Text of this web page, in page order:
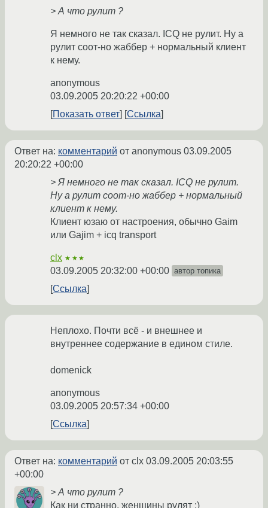
> А что рулит ?
Я немного не так сказал. ICQ не рулит. Ну а
рулит соот-но жаббер + нормальный клиент
к нему.
anonymous
03.09.2005 20:20:22 +00:00
Показать ответ
Ссылка
Ответ на: комментарий от anonymous 03.09.2005
20:20:22 +00:00
> Я немного не так сказал. ICQ не рулит.
Ну а рулит соот-но жаббер + нормальный
клиент к нему.
Клиент юзаю от настроения, обычно Gaim
или Gajim + icq transport
clx ★★★
03.09.2005 20:32:00 +00:00 автор топика
Ссылка
Неплохо. Почти всё - и внешнее и
внутреннее содержание в едином стиле.
domenick
anonymous
03.09.2005 20:57:34 +00:00
Ссылка
Ответ на: комментарий от clx 03.09.2005 20:03:55
+00:00
> А что рулит ?
Как ни странно, женщины рулят :)